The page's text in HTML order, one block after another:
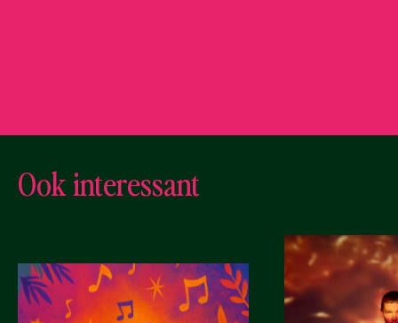
Ook interessant